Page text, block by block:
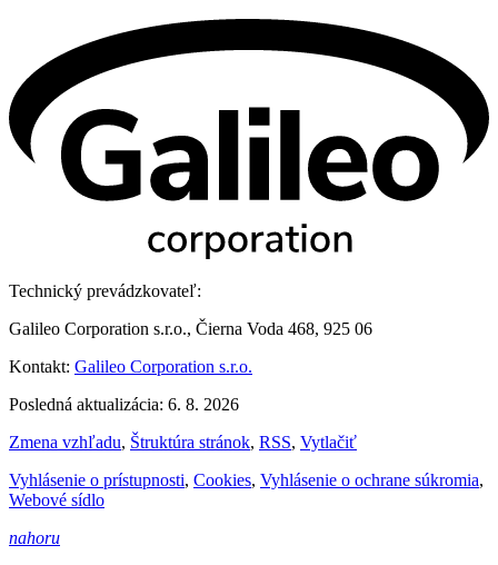
Technický prevádzkovateľ:
Galileo Corporation s.r.o., Čierna Voda 468, 925 06
Kontakt: Galileo Corporation s.r.o.
Posledná aktualizácia: 6. 8. 2026
Zmena vzhľadu, Štruktúra stránok, RSS, Vytlačiť
Vyhlásenie o prístupnosti, Cookies, Vyhlásenie o ochrane súkromia,
Webové sídlo
nahoru